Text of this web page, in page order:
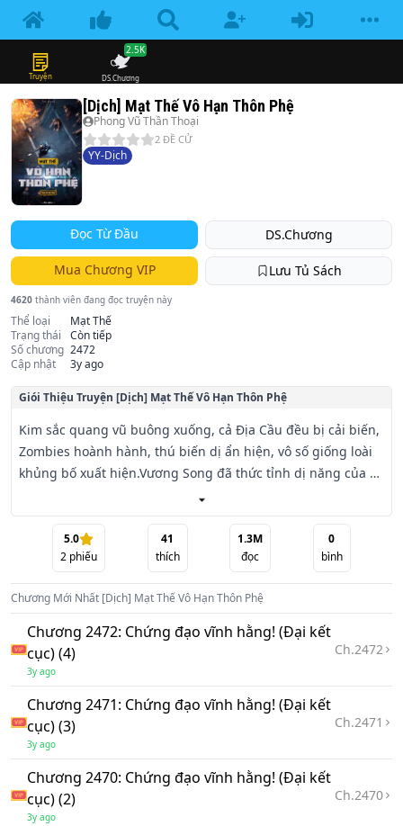
Truyện DS.Chương
2.5K
[Dịch] Mạt Thế Vô Hạn Thôn Phệ
Phong Vũ Thần Thoại
2 ĐỀ CỬ
YY-Dịch
Đọc Từ Đầu DS.Chương
Mua Chương VIP Lưu Tủ Sách
4620 thành viên đang đọc truyện này
Thể loại
Mạt Thế
Trạng thái
Còn tiếp
Số chương 2472
Cập nhật
3y ago
Giói Thiệu Truyện [Dịch] Mạt Thế Vô Hạn Thôn Phệ
Kim sắc quang vũ buông xuống, cả Địa Cầu đều bị cải biến,
Zombies hoành hành, thú biến dị ẩn hiện, vô số giống loài
khủng bố xuất hiện.Vương Song đã thức tỉnh dị năng của
mình, ở thế giới hỗn loạn này hoành không xuất thế, thôn
phệ thiên phú, thôn phệ chư thiên, bước lên con đường
vĩnh hằng!Chúc bạn có những giây phút vui vẻ khi đọc
truyện Mạt Thế Vô Hạn Thôn Phệ (Dịch)!
5.0
2 phiếu
41
thích
1.3M
đọc
0
bình
Chương Mới Nhất [Dịch] Mạt Thế Vô Hạn Thôn Phệ
Chương 2472: Chứng đạo vĩnh hằng! (Đại kết
cục) (4)
3y ago
Ch.2472
Chương 2471: Chứng đạo vĩnh hằng! (Đại kết
cục) (3)
3y ago
Ch.2471
Chương 2470: Chứng đạo vĩnh hằng! (Đại kết
cục) (2)
3y ago
Ch.2470